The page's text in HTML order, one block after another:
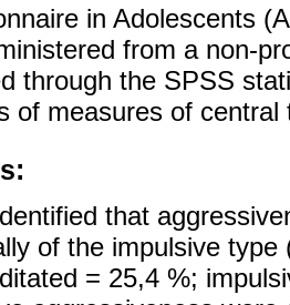
in Adolescents
from a non-
through the SPSS
of measures of
that
of the impulsive
= 25,4 %;